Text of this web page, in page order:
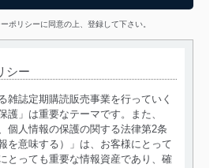
ポリシーに同意の上、登録して下さい。
シー
雑誌定期購読販売事業を行っていく
護」は重要なテーマです。また、
個人情報の保護の関する法律第2条
を意味する）」は、お客様にとって
とっても重要な情報資産であり、確